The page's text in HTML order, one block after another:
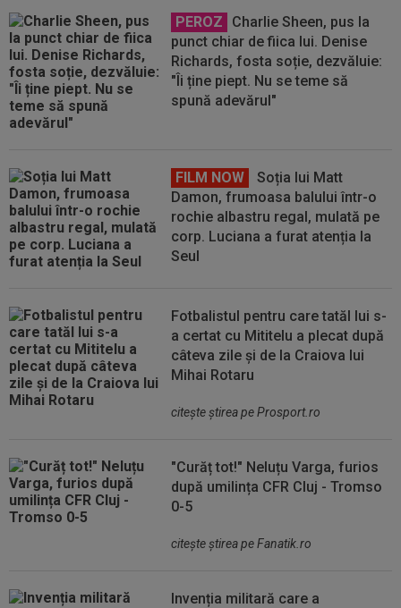
PEROZ
Charlie Sheen, pus la
punct chiar de fiica lui. Denise
Richards, fosta soție, dezvăluie:
"Îi ține piept. Nu se teme să
spună adevărul"
FILM NOW
Soția lui Matt
Damon, frumoasa balului într-o
rochie albastru regal, mulată pe
corp. Luciana a furat atenția la
Seul
Fotbalistul pentru care tatăl lui s-
a certat cu Mititelu a plecat după
câteva zile și de la Craiova lui
Mihai Rotaru
citeşte ştirea pe Prosport.ro
"Curăț tot!" Neluțu Varga, furios
după umilința CFR Cluj - Tromso
0-5
citeşte ştirea pe Fanatik.ro
Invenția militară care a